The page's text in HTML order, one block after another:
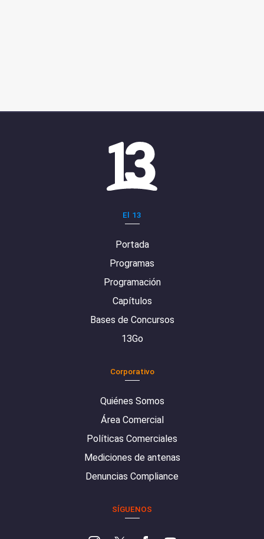
El 13
Portada
Programas
Programación
Capítulos
Bases de Concursos
13Go
Corporativo
Quiénes Somos
Área Comercial
Políticas Comerciales
Mediciones de antenas
Denuncias Compliance
SÍGUENOS